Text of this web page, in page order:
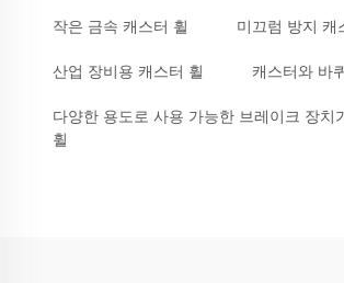
작은 금속 캐스터 휠 미끄럼 방지 캐
산업 장비용 캐스터 휠 캐스터와 바
다양한 용도로 사용 가능한 브레이크 장치
휠